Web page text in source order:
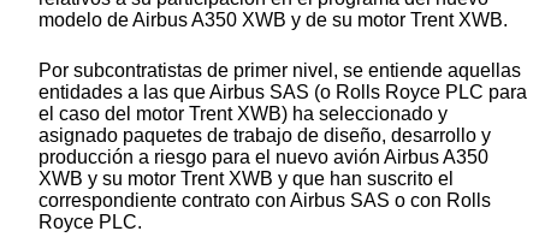
modelo de Airbus A350 XWB y de su motor Trent XWB.
Por subcontratistas de primer nivel, se entiende aquellas
entidades a las que Airbus SAS (o Rolls Royce PLC para
el caso del motor Trent XWB) ha seleccionado y
asignado paquetes de trabajo de diseño, desarrollo y
producción a riesgo para el nuevo avión Airbus A350
XWB y su motor Trent XWB y que han suscrito el
correspondiente contrato con Airbus SAS o con Rolls
Royce PLC.